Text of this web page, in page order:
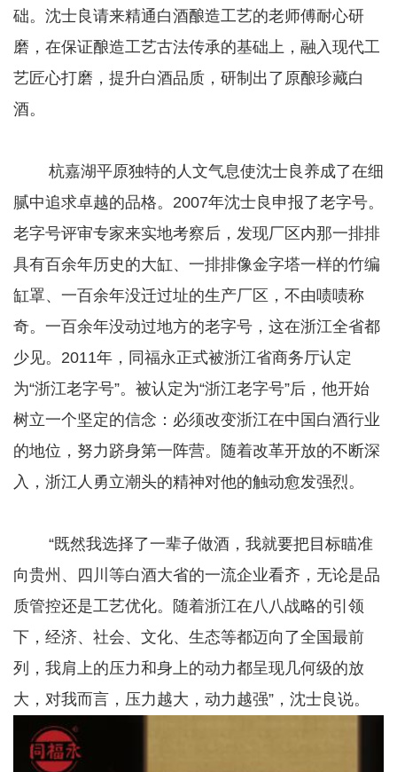
础。沈士良请来精通白酒酿造工艺的老师傅耐心研
磨，在保证酿造工艺古法传承的基础上，融入现代工
艺匠心打磨，提升白酒品质，研制出了原酿珍藏白
酒。
杭嘉湖平原独特的人文气息使沈士良养成了在细
腻中追求卓越的品格。2007年沈士良申报了老字号。
老字号评审专家来实地考察后，发现厂区内那一排排
具有百余年历史的大缸、一排排像金字塔一样的竹编
缸罩、一百余年没迁过址的生产厂区，不由啧啧称
奇。一百余年没动过地方的老字号，这在浙江全省都
少见。2011年，同福永正式被浙江省商务厅认定
为“浙江老字号”。被认定为“浙江老字号”后，他开始
树立一个坚定的信念：必须改变浙江在中国白酒行业
的地位，努力跻身第一阵营。随着改革开放的不断深
入，浙江人勇立潮头的精神对他的触动愈发强烈。
“既然我选择了一辈子做酒，我就要把目标瞄准
向贵州、四川等白酒大省的一流企业看齐，无论是品
质管控还是工艺优化。随着浙江在八八战略的引领
下，经济、社会、文化、生态等都迈向了全国最前
列，我肩上的压力和身上的动力都呈现几何级的放
大，对我而言，压力越大，动力越强”，沈士良说。